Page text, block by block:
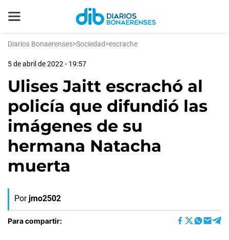
Diarios Bonaerenses>Sociedad>escrache
5 de abril de 2022 - 19:57
Ulises Jaitt escrachó al
policía que difundió las
imágenes de su
hermana Natacha
muerta
Por jmo2502
Para compartir: